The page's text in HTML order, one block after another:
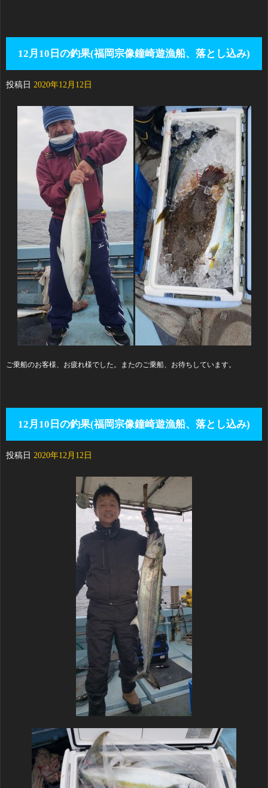
12月10日の釣果(福岡宗像鐘崎遊漁船、落とし込み)
投稿日 2020年12月12日
ご乗船のお客様、お疲れ様でした。またのご乗船、お待ちしています。
12月10日の釣果(福岡宗像鐘崎遊漁船、落とし込み)
投稿日 2020年12月12日